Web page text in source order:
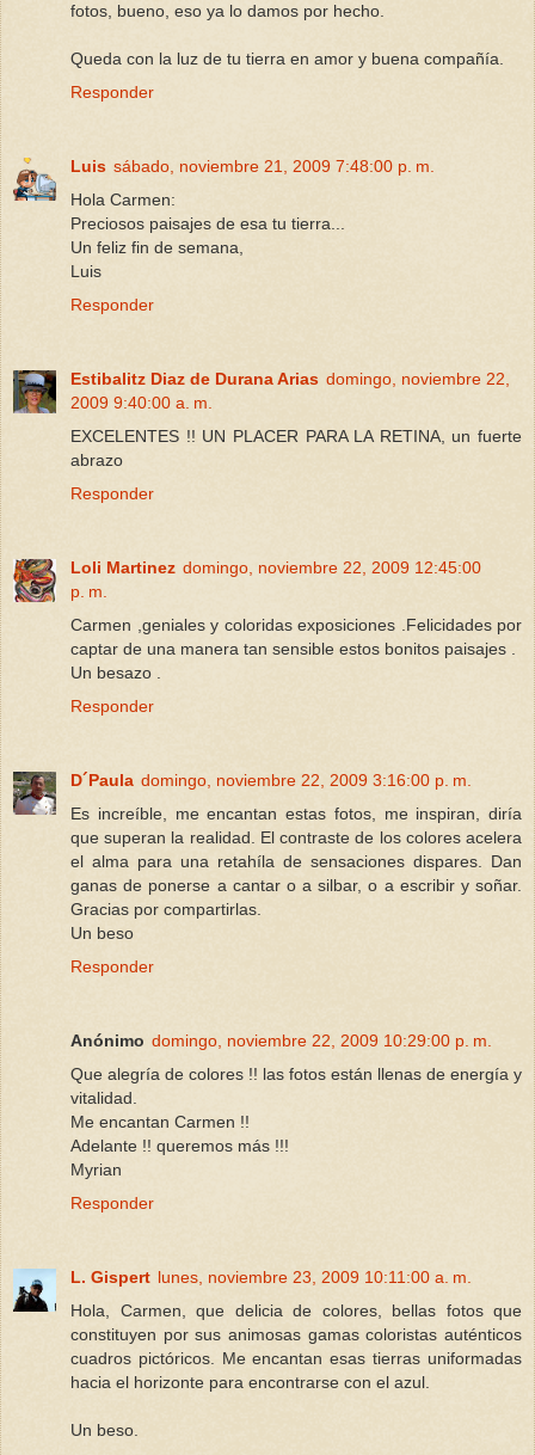
fotos, bueno, eso ya lo damos por hecho.
Queda con la luz de tu tierra en amor y buena compañía.
Responder
Luis sábado, noviembre 21, 2009 7:48:00 p. m.
Hola Carmen:
Preciosos paisajes de esa tu tierra...
Un feliz fin de semana,
Luis
Responder
Estibalitz Diaz de Durana Arias domingo, noviembre 22,
2009 9:40:00 a. m.
EXCELENTES !! UN PLACER PARA LA RETINA, un fuerte
abrazo
Responder
Loli Martinez domingo, noviembre 22, 2009 12:45:00
p. m.
Carmen ,geniales y coloridas exposiciones .Felicidades por
captar de una manera tan sensible estos bonitos paisajes .
Un besazo .
Responder
D´Paula domingo, noviembre 22, 2009 3:16:00 p. m.
Es increíble, me encantan estas fotos, me inspiran, diría
que superan la realidad. El contraste de los colores acelera
el alma para una retahíla de sensaciones dispares. Dan
ganas de ponerse a cantar o a silbar, o a escribir y soñar.
Gracias por compartirlas.
Un beso
Responder
Anónimo domingo, noviembre 22, 2009 10:29:00 p. m.
Que alegría de colores !! las fotos están llenas de energía y
vitalidad.
Me encantan Carmen !!
Adelante !! queremos más !!!
Myrian
Responder
L. Gispert lunes, noviembre 23, 2009 10:11:00 a. m.
Hola, Carmen, que delicia de colores, bellas fotos que
constituyen por sus animosas gamas coloristas auténticos
cuadros pictóricos. Me encantan esas tierras uniformadas
hacia el horizonte para encontrarse con el azul.
Un beso.